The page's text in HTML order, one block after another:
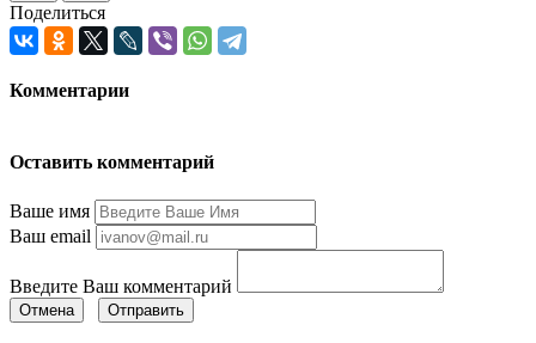
Поделиться
Комментарии
Оставить комментарий
Ваше имя
Ваш email
Введите Ваш комментарий
Отмена Отправить